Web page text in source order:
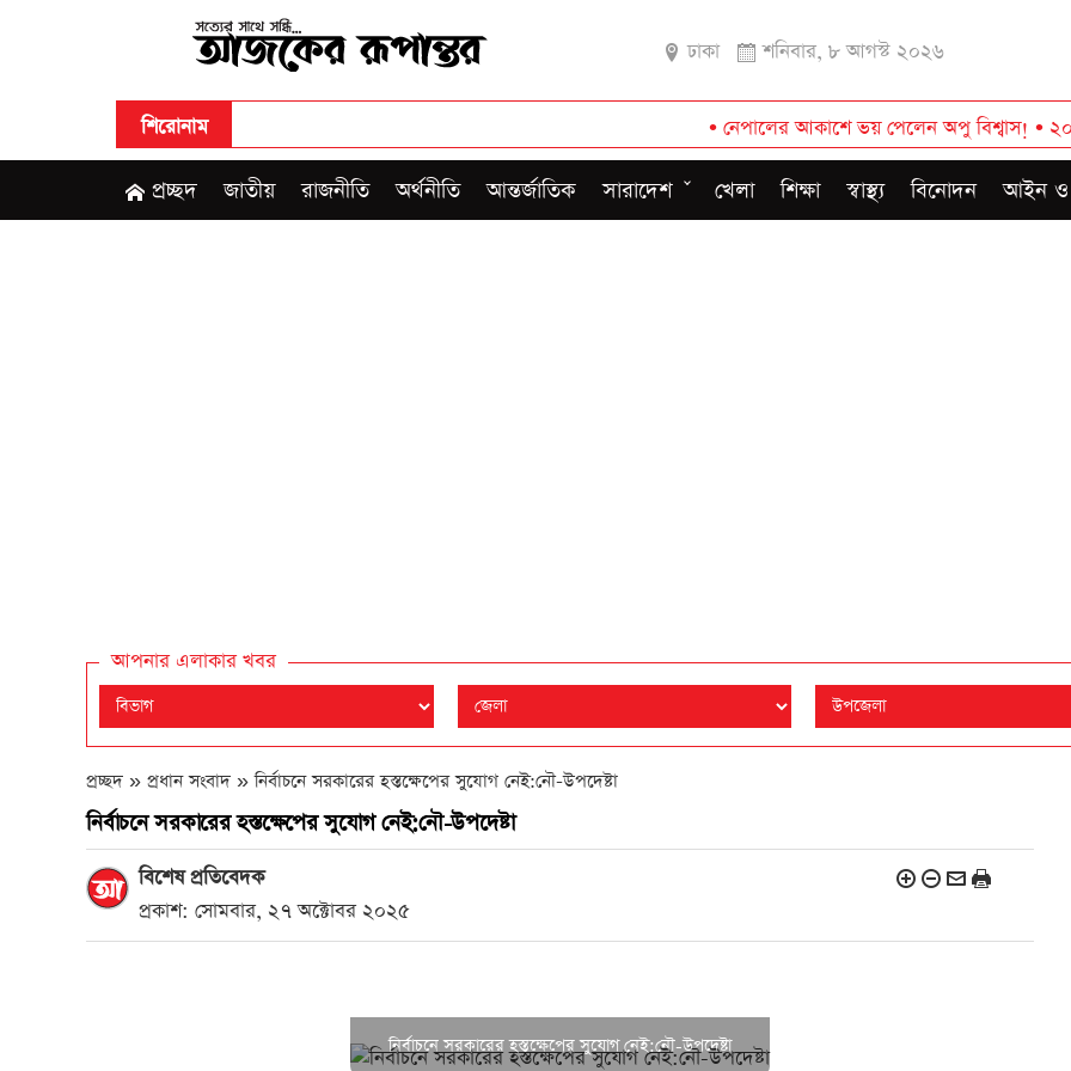
ঢাকা শনিবার, ৮ আগস্ট ২০২৬
শিরোনাম নেপালের আকাশে ভয় পেলেন অপু বিশ্বাস!•২০০ টাকার
প্রচ্ছদ জাতীয় রাজনীতি অর্থনীতি আন্তর্জাতিক সারাদেশ খেলা শিক্ষা স্বাস্থ্য বিনোদন আইন
আপনার এলাকার খবর
প্রচ্ছদ » প্রধান সংবাদ »নির্বাচনে সরকারের হস্তক্ষেপের সুযোগ নেই:নৌ-উপদেষ্টা
নির্বাচনে সরকারের হস্তক্ষেপের সুযোগ নেই:নৌ-উপদেষ্টা
বিশেষ প্রতিবেদক
প্রকাশ: সোমবার, ২৭ অক্টোবর ২০২৫
নির্বাচনে সরকারের হস্তক্ষেপের সুযোগ নেই:নৌ-উপদেষ্টা